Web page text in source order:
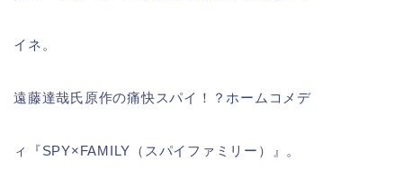
イネ。
遠藤達哉氏原作の痛快スパイ！？ホームコメデ
ィ『SPY×FAMILY（スパイファミリー）』。